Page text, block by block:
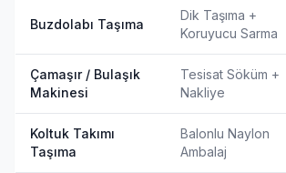
Buzdolabı Taşıma
Dik Taşıma +
Koruyucu Sarma
Çamaşır / Bulaşık
Makinesi
Tesisat Söküm +
Nakliye
Koltuk Takımı
Taşıma
Balonlu Naylon
Ambalaj